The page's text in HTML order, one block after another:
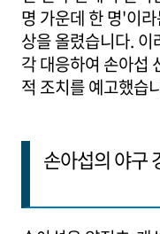
명 가운데 한 명'이
상을 올렸습니다.
각 대응하여 손아섭
적 조치를 예고했습
손아섭의 야구